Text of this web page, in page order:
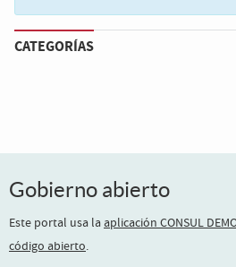
CATEGORÍAS
Gobierno abierto
Este portal usa la aplicación CONSUL
código abierto.